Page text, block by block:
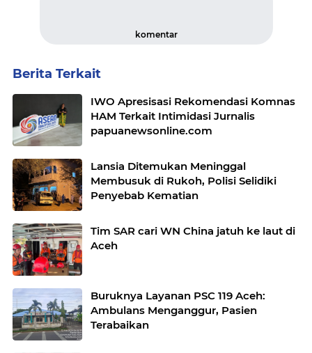
komentar
Berita Terkait
IWO Apresisasi Rekomendasi Komnas
HAM Terkait Intimidasi Jurnalis
papuanewsonline.com
Lansia Ditemukan Meninggal
Membusuk di Rukoh, Polisi Selidiki
Penyebab Kematian
Tim SAR cari WN China jatuh ke laut di
Aceh
Buruknya Layanan PSC 119 Aceh:
Ambulans Menganggur, Pasien
Terabaikan